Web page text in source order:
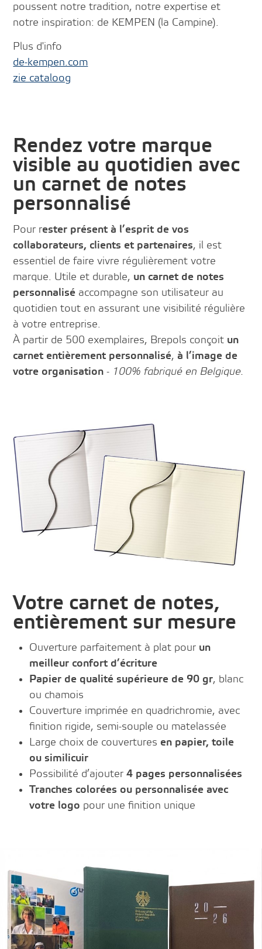
poussent notre tradition, notre expertise et
notre inspiration: de KEMPEN (la Campine).
Plus d'info
de-kempen.com
zie cataloog
Rendez votre marque
visible au quotidien avec
un carnet de notes
personnalisé
Pour rester présent à l’esprit de vos
collaborateurs, clients et partenaires, il est
essentiel de faire vivre régulièrement votre
marque. Utile et durable, un carnet de notes
personnalisé accompagne son utilisateur au
quotidien tout en assurant une visibilité régulière
à votre entreprise.
À partir de 500 exemplaires, Brepols conçoit un
carnet entièrement personnalisé, à l’image de
votre organisation - 100% fabriqué en Belgique.
Votre carnet de notes,
entièrement sur mesure
Ouverture parfaitement à plat pour un
meilleur confort d’écriture
Papier de qualité supérieure de 90 gr, blanc
ou chamois
Couverture imprimée en quadrichromie, avec
finition rigide, semi-souple ou matelassée
Large choix de couvertures en papier, toile
ou similicuir
Possibilité d’ajouter4 pages personnalisées
Tranches colorées ou personnalisée avec
votre logo pour une finition unique